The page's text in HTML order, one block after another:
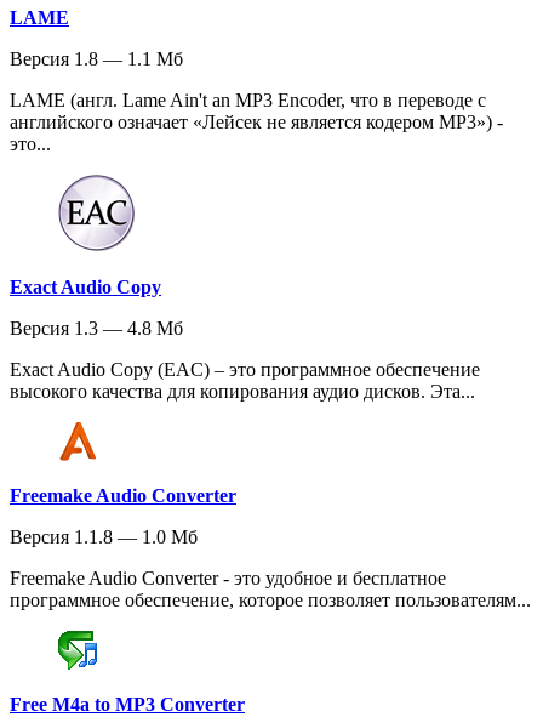
LAME
Версия 1.8 — 1.1 Мб
LAME (англ. Lame Ain't an MP3 Encoder, что в переводе с
английского означает «Лейсек не является кодером MP3») -
это...
Exact Audio Copy
Версия 1.3 — 4.8 Мб
Exact Audio Copy (EAC) – это программное обеспечение
высокого качества для копирования аудио дисков. Эта...
Freemake Audio Converter
Версия 1.1.8 — 1.0 Мб
Freemake Audio Converter - это удобное и бесплатное
программное обеспечение, которое позволяет пользователям...
Free M4a to MP3 Converter